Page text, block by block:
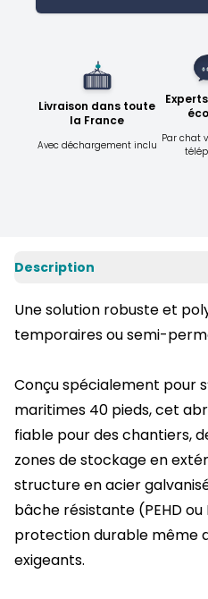
Livraison dans toute
la France
Avec déchargement inclu Par chat
Description
Une solution robuste et
temporaires ou semi-
Conçu spécialement pour
maritimes 40 pieds, cet
fiable pour des chantiers,
zones de stockage en
structure en acier
bâche résistante (PEHD ou
protection durable même
exigeants.